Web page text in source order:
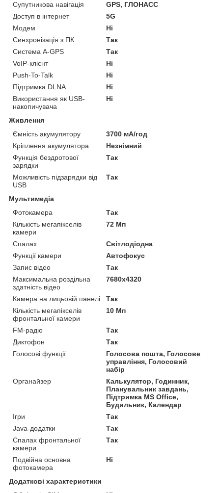
Супутникова навігація
GPS, ГЛОНАСС
Доступ в інтернет
5G
Модем
Ні
Синхронізація з ПК
Так
Система A-GPS
Так
VoIP-клієнт
Ні
Push-To-Talk
Ні
Підтримка DLNA
Ні
Використання як USB-
накопичувача
Ні
Живлення
Ємність акумулятору
3700 мА/год
Кріплення акумулятора
Незнімний
Функція бездротової
зарядки
Так
Можливість підзарядки від
USB
Так
Мультимедіа
Фотокамера
Так
Кількість мегапікселів
камери
72 Мп
Спалах
Світлодіодна
Функції камери
Автофокус
Запис відео
Так
Максимальна роздільна
здатність відео
7680x4320
Камера на лицьовій панелі
Так
Кількість мегапікселів
фронтальної камери
10 Мп
FM-радіо
Так
Диктофон
Так
Голосові функції
Голосова пошта, Голосове
управління, Голосовий
набір
Органайзер
Калькулятор, Годинник,
Планувальник завдань,
Підтримка MS Office,
Будильник, Календар
Ігри
Так
Java-додатки
Так
Спалах фронтальної
камери
Так
Подвійна основна
фотокамера
Ні
Додаткові характеристики